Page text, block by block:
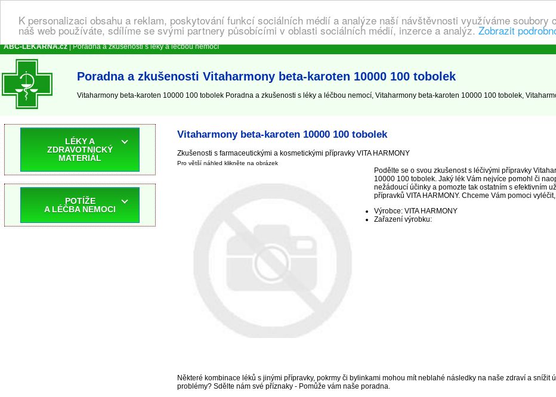
K personalizaci obsahu a reklam, poskytování funkcí sociálních médií a analýze naší návštěvnosti využíváme soubory
náš web používáte, sdílíme se svými partnery působícími v oblasti sociálních médií, inzerce a analýz. Zobrazit
ABC-LEKARNA.cz| Poradna a zkušenosti s léky a léčbou nemocí
Poradna a zkušenosti Vitaharmony beta-karoten 10000 100 tobolek
Vitaharmony beta-karoten 10000 100 tobolek Poradna a zkušenosti s léky a léčbou nemocí, Vitaharmony beta-karoten 10000 100 tobolek,
Vitaharmony beta-karoten 10000 100 tobolek
Zkušenosti s farmaceutickými a kosmetickými přípravky VITA HARMONY
Pro větší náhled klikněte na obrázek
Podělte se o svou zkušenost s léčivými přípravky
10000 100 tobolek. Jaký lék Vám nejvíce pomohl či
nežádoucí účinky a pomozte tak ostatním s efektivním
přípravků VITA HARMONY. Chceme Vám pomoci
Výrobce: VITA HARMONY
Zařazení výrobku:
Některé kombinace léků s jinými přípravky, pokrmy či bylinkami mohou mít neblahé následky na naše zdraví a snížit
problémy? Sdělte nám své příznaky - Pomůže vám naše poradna.
LÉKY A
ZDRAVOTNICKÝ
MATERIÁL
POTÍŽE
A LÉČBA NEMOCI